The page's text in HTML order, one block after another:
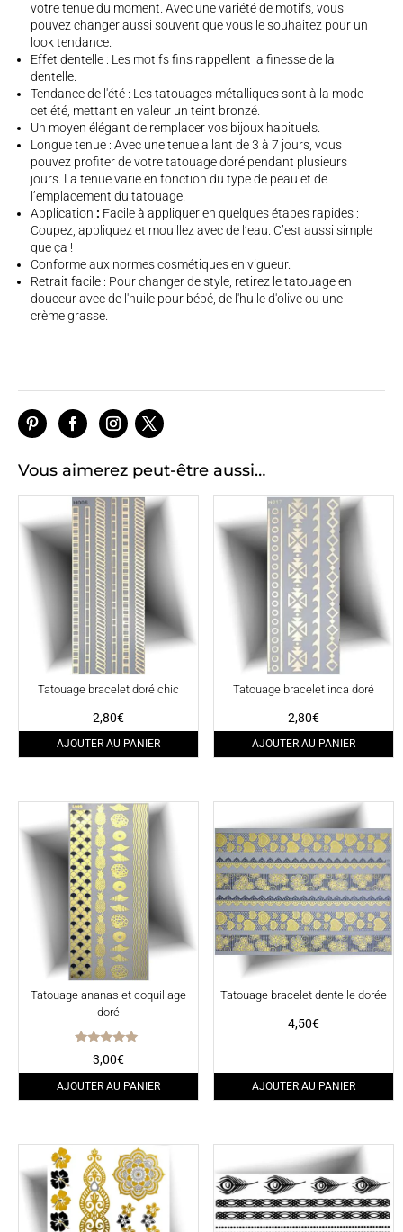
votre tenue du moment. Avec une variété de motifs, vous
pouvez changer aussi souvent que vous le souhaitez pour un
look tendance.
Effet dentelle : Les motifs fins rappellent la finesse de la
dentelle.
Tendance de l'été : Les tatouages métalliques sont à la mode
cet été, mettant en valeur un teint bronzé.
Un moyen élégant de remplacer vos bijoux habituels.
Longue tenue : Avec une tenue allant de 3 à 7 jours, vous
pouvez profiter de votre tatouage doré pendant plusieurs
jours. La tenue varie en fonction du type de peau et de
l’emplacement du tatouage.
Application : Facile à appliquer en quelques étapes rapides :
Coupez, appliquez et mouillez avec de l’eau. C’est aussi simple
que ça !
Conforme aux normes cosmétiques en vigueur.
Retrait facile : Pour changer de style, retirez le tatouage en
douceur avec de l'huile pour bébé, de l'huile d'olive ou une
crème grasse.
Vous aimerez peut-être aussi…
Tatouage bracelet doré chic
2,80€
AJOUTER AU PANIER
Tatouage bracelet inca doré
2,80€
AJOUTER AU PANIER
Tatouage ananas et coquillage
doré
Note
5.00
3,00€
AJOUTER AU PANIER
Tatouage bracelet dentelle dorée
4,50€
AJOUTER AU PANIER